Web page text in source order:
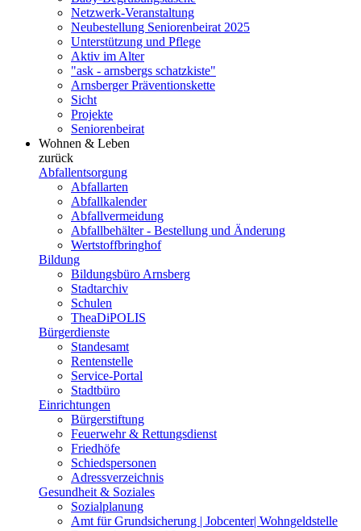
Netzwerk-Veranstaltung
Neubestellung Seniorenbeirat 2025
Unterstützung und Pflege
Aktiv im Alter
"ask - arnsbergs schatzkiste"
Arnsberger Präventionskette
Sicht
Projekte
Seniorenbeirat
Wohnen & Leben
zurück
Abfallentsorgung
Abfallarten
Abfallkalender
Abfallvermeidung
Abfallbehälter - Bestellung und Änderung
Wertstoffbringhof
Bildung
Bildungsbüro Arnsberg
Stadtarchiv
Schulen
TheaDiPOLIS
Bürgerdienste
Standesamt
Rentenstelle
Service-Portal
Stadtbüro
Einrichtungen
Bürgerstiftung
Feuerwehr & Rettungsdienst
Friedhöfe
Schiedspersonen
Adressverzeichnis
Gesundheit & Soziales
Sozialplanung
Amt für Grundsicherung | Jobcenter| Wohngeldstelle